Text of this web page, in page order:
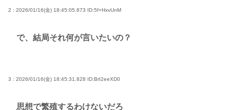
2 : 2026/01/16(金) 18:45:05.873 ID:5f+HxvUnM
で、結局それ何が言いたいの？
3 : 2026/01/16(金) 18:45:31.828 ID:BrI2eeXD0
思想で繁殖するわけないだろ